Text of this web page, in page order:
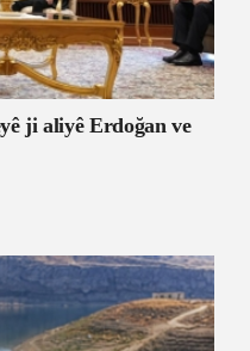
ji aliyê Erdoğan ve